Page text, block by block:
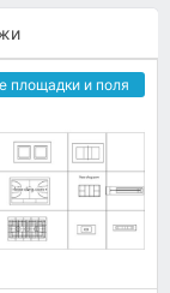
площадки и поля